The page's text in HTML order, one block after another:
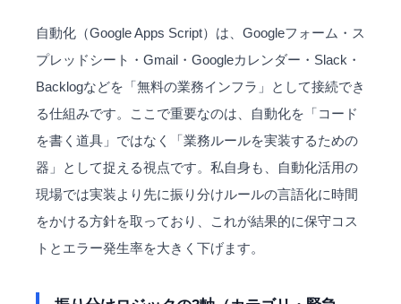
自動化（Google Apps Script）は、Googleフォーム・ス
プレッドシート・Gmail・Googleカレンダー・Slack・
Backlogなどを「無料の業務インフラ」として接続でき
る仕組みです。ここで重要なのは、自動化を「コード
を書く道具」ではなく「業務ルールを実装するための
器」として捉える視点です。私自身も、自動化活用の
現場では実装より先に振り分けルールの言語化に時間
をかける方針を取っており、これが結果的に保守コス
トとエラー発生率を大きく下げます。